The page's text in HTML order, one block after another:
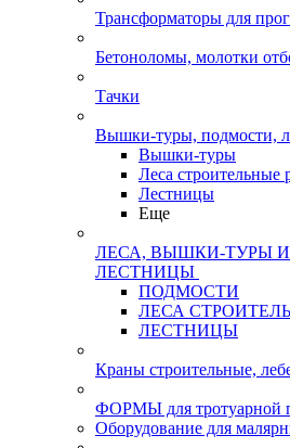
Трансформаторы для
Бетоноломы, молотки
Тачки
Вышки-туры, подмости,
Вышки-туры
Леса строительные
Лестницы
Еще
ЛЕСА, ВЫШКИ-ТУРЫ
ЛЕСТНИЦЫ
ПОДМОСТИ
ЛЕСА
ЛЕСТНИЦЫ
Краны строительные,
ФОРМЫ для тротуарной
Оборудование для